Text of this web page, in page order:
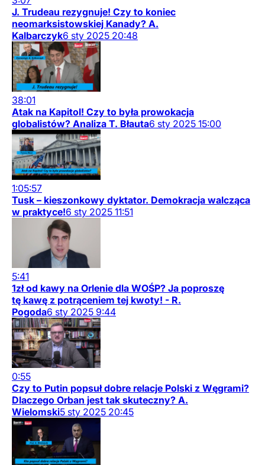
J. Trudeau rezygnuje! Czy to koniec
neomarksistowskiej Kanady? A.
Kalbarczyk6 sty 2025 20:48
38:01
Atak na Kapitol! Czy to była prowokacja
globalistów? Analiza T. Błauta6 sty 2025 15:00
1:05:57
Tusk – kieszonkowy dyktator. Demokracja walcząca
w praktyce!6 sty 2025 11:51
5:41
1zł od kawy na Orlenie dla WOŚP? Ja poproszę
tę kawę z potrąceniem tej kwoty! - R.
Pogoda6 sty 2025 9:44
0:55
Czy to Putin popsuł dobre relacje Polski z Węgrami?
Dlaczego Orban jest tak skuteczny? A.
Wielomski5 sty 2025 20:45